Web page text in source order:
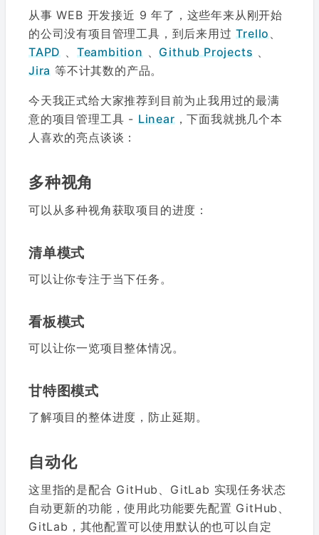
从事 WEB 开发接近 9 年了，这些年来从刚开始
的公司没有项目管理工具，到后来用过Trello、
TAPD 、 Teambition、Github Projects 、
Jira 等不计其数的产品。
今天我正式给大家推荐到目前为止我用过的最满
意的项目管理工具 - Linear，下面我就挑几个本
人喜欢的亮点谈谈：
多种视角
可以从多种视角获取项目的进度：
清单模式
可以让你专注于当下任务。
看板模式
可以让你一览项目整体情况。
甘特图模式
了解项目的整体进度，防止延期。
自动化
这里指的是配合 GitHub、GitLab 实现任务状态
自动更新的功能，使用此功能要先配置 GitHub、
GitLab，其他配置可以使用默认的也可以自定